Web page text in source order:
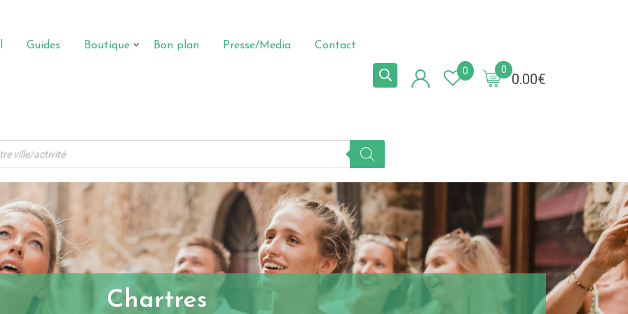
Guides Boutique Bon plan Presse/Media Contact
0.00€
0
0
Chartres